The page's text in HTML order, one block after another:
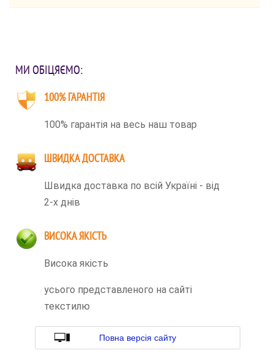
МИ ОБІЦЯЄМО:
100% ГАРАНТІЯ
100% гарантія на весь наш товар
ШВИДКА ДОСТАВКА
Швидка доставка по всій Україні - від
2-х днів
ВИСОКА ЯКІСТЬ
Висока якість
усього представленого на сайті
текстилю
Повна версія сайту